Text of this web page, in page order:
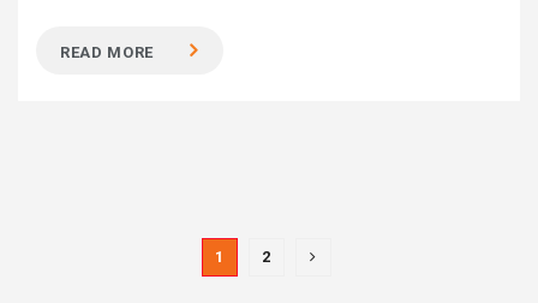
READ MORE
1 2